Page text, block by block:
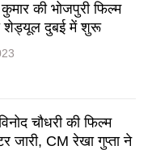
कुमार की भोजपुरी फिल्म
शेड्यूल दुबई में शुरू
चौधरी की फिल्म
जारी, CM रेखा गुप्ता ने